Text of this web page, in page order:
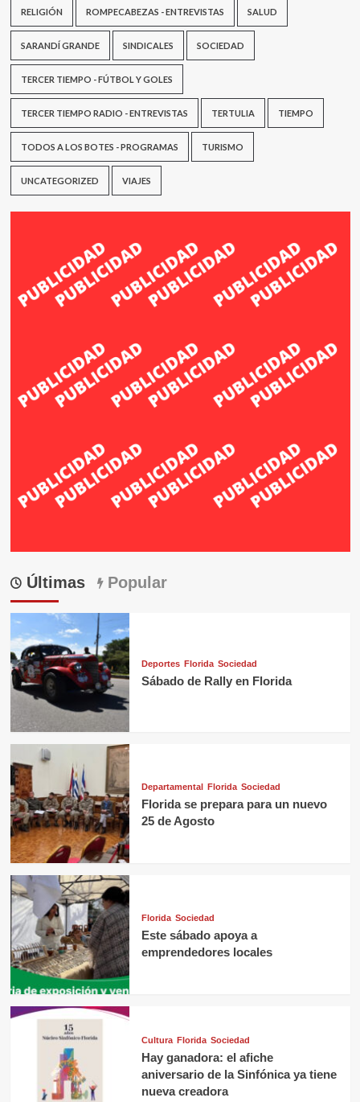
RELIGIÓN ROMPECABEZAS - ENTREVISTAS SALUD
SARANDÍ GRANDE SINDICALES SOCIEDAD
TERCER TIEMPO - FÚTBOL Y GOLES
TERCER TIEMPO RADIO - ENTREVISTAS TERTULIA TIEMPO
TODOS A LOS BOTES - PROGRAMAS TURISMO
UNCATEGORIZED VIAJES
Últimas Popular
Deportes Florida Sociedad
Sábado de Rally en Florida
Departamental Florida Sociedad
Florida se prepara para un nuevo
25 de Agosto
Florida Sociedad
Este sábado apoya a
emprendedores locales
Cultura Florida Sociedad
Hay ganadora: el afiche
aniversario de la Sinfónica ya tiene
nueva creadora